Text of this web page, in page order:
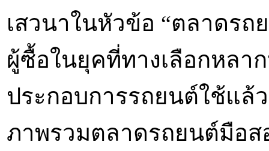
เสวนาในหัวข้อ “ตลาดรถ
ผู้ซื้อในยุคที่ทางเลือกหลา
ประกอบการรถยนต์ใช้แล้
ภาพรวมตลาดรถยนต์มือส